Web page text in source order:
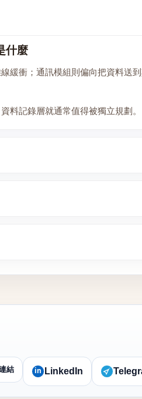
什麼
緩衝；通訊模組則偏向把資料送到
料記錄層就通常值得被獨立規劃。
結 in LinkedIn